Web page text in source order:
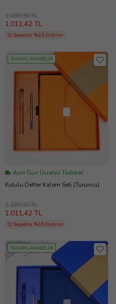
1.189,90 TL
1.011,42 TL
Sepette %15 İndirim
TASARLANABİLİR
Aynı Gün Ücretsiz Teslimat
Kutulu Defter Kalem Seti (Turuncu)
1.189,90 TL
1.011,42 TL
Sepette %15 İndirim
TASARLANABİLİR